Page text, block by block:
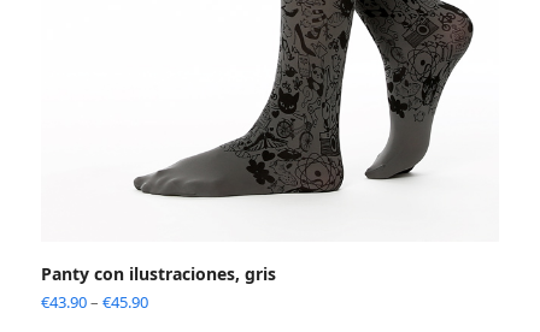
Panty con ilustraciones, gris
€43.90– €45.90